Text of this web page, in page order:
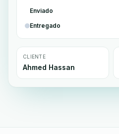
Enviado
Entregado
CLIENTE
Ahmed Hassan